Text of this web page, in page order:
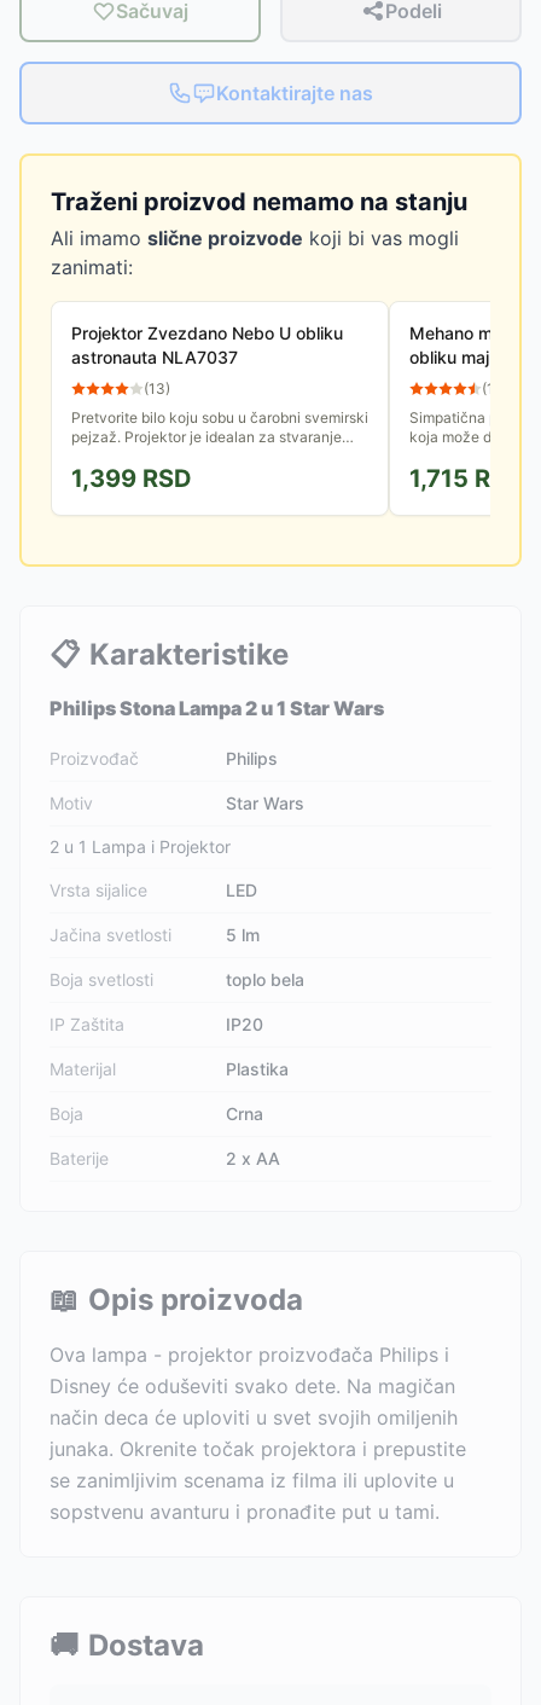
Sačuvaj Podeli
Kontaktirajte nas
Traženi proizvod nemamo na stanju
Ali imamo slične proizvode koji bi vas mogli
zanimati:
Projektor Zvezdano Nebo U obliku
astronauta NLA7037
(13)
Pretvorite bilo koju sobu u čarobni svemirski
pejzaž. Projektor je idealan za stvaranje
atmosfere. Stvorite...
1,399 RSD
Mehano
obliku majmuna
(112
Simpatična
koja može da se
melodiju pa može...
1,715 RSD
📋 Karakteristike
Philips Stona Lampa 2 u 1 Star Wars
Proizvođač Philips
Motiv Star Wars
2 u 1 Lampa i Projektor
Vrsta sijalice LED
Jačina svetlosti 5 lm
Boja svetlosti toplo bela
IP Zaštita IP20
Materijal Plastika
Boja Crna
Baterije 2 x AA
📖 Opis proizvoda
Ova lampa - projektor proizvođača Philips i
Disney će oduševiti svako dete. Na magičan
način deca će uploviti u svet svojih omiljenih
junaka. Okrenite točak projektora i prepustite
se zanimljivim scenama iz filma ili uplovite u
sopstvenu avanturu i pronađite put u tami.
🚚 Dostava